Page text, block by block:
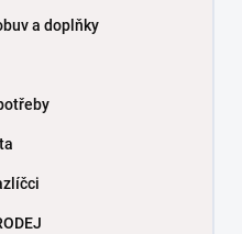
a doplňky